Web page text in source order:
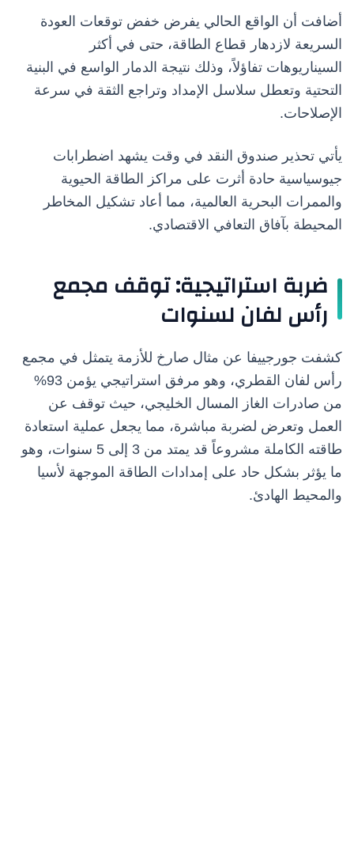
أضافت أن الواقع الحالي يفرض خفض توقعات العودة
السريعة لازدهار قطاع الطاقة، حتى في أكثر
السيناريوهات تفاؤلاً، وذلك نتيجة الدمار الواسع في البنية
التحتية وتعطل سلاسل الإمداد وتراجع الثقة في سرعة
الإصلاحات.
يأتي تحذير صندوق النقد في وقت يشهد اضطرابات
جيوسياسية حادة أثرت على مراكز الطاقة الحيوية
والممرات البحرية العالمية، مما أعاد تشكيل المخاطر
المحيطة بآفاق التعافي الاقتصادي.
ضربة استراتيجية: توقف مجمع
رأس لفان لسنوات
كشفت جورجييفا عن مثال صارخ للأزمة يتمثل في مجمع
رأس لفان القطري، وهو مرفق استراتيجي يؤمن 93%
من صادرات الغاز المسال الخليجي، حيث توقف عن
العمل وتعرض لضربة مباشرة، مما يجعل عملية استعادة
طاقته الكاملة مشروعاً قد يمتد من 3 إلى 5 سنوات، وهو
ما يؤثر بشكل حاد على إمدادات الطاقة الموجهة لأسيا
والمحيط الهادئ.